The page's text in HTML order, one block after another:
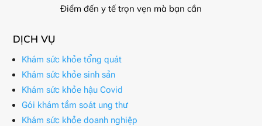
Điểm đến y tế trọn vẹn mà bạn cần
DỊCH VỤ
Khám sức khỏe tổng quát
Khám sức khỏe sinh sản
Khám sức khỏe hậu Covid
Gói khám tầm soát ung thư
Khám sức khỏe doanh nghiệp